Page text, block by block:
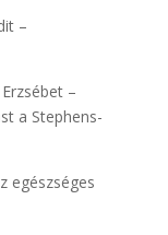
–
–
a Stephens-
egészséges